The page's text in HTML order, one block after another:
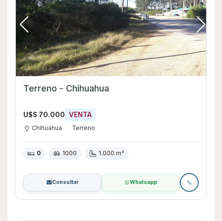
Terreno - Chihuahua
U$S 70.000 VENTA
Chihuahua Terreno
0 1000 1.000 m²
Consultar Whatsapp